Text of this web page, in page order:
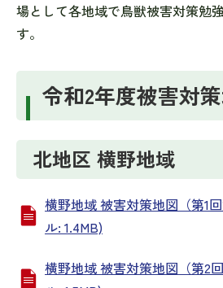
場として各地域で鳥獣被害対策勉
す。
令和2年度被害対
北地区 横野地域
横野地域 被害対策地図（第1
ル: 1.4MB)
横野地域 被害対策地図（第2